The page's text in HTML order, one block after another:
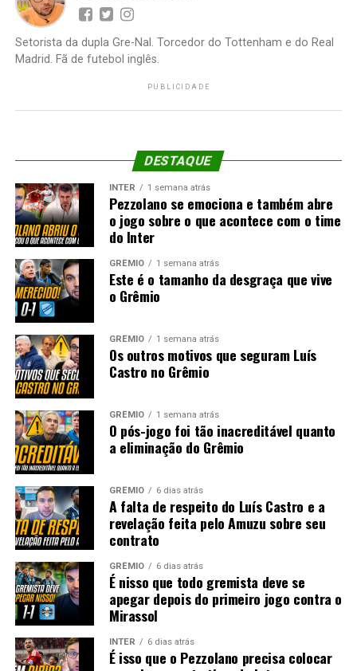
Setorista da dupla Gre-Nal. Torcedor do Tottenham e do Real
Madrid. Fã de futebol inglês.
PUBLICIDADE
DESTAQUE
INTER 1 semana atrás
Pezzolano se emociona e também abre
o jogo sobre o que acontece com o time
do Inter
GRÊMIO 1 semana atrás
Este é o tamanho da desgraça que vive
o Grêmio
GRÊMIO 1 semana atrás
Os outros motivos que seguram Luís
Castro no Grêmio
GRÊMIO 1 semana atrás
O pós-jogo foi tão inacreditável quanto
a eliminação do Grêmio
GRÊMIO 6 dias atrás
A falta de respeito do Luís Castro e a
revelação feita pelo Amuzu sobre seu
contrato
GRÊMIO 6 dias atrás
É nisso que todo gremista deve se
apegar depois do primeiro jogo contra o
Mirassol
INTER 6 dias atrás
É isso que o Pezzolano precisa colocar